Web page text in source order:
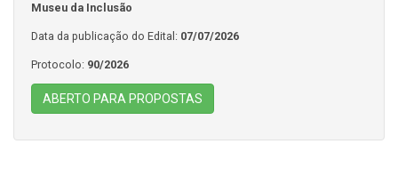
Museu da Inclusão
Data da publicação do Edital: 07/07/2026
Protocolo: 90/2026
ABERTO PARA PROPOSTAS